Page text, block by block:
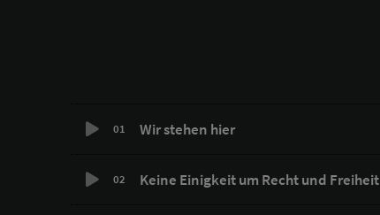
01 Wir stehen hier
02 Keine Einigkeit um Recht und Freiheit